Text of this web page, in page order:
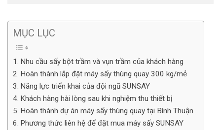
MỤC LỤC
Nhu cầu sấy bột trầm và vụn trầm của khách hàng
Hoàn thành lắp đặt máy sấy thùng quay 300 kg/mẻ
Năng lực triển khai của đội ngũ SUNSAY
Khách hàng hài lòng sau khi nghiệm thu thiết bị
Hoàn thành dự án máy sấy thùng quay tại Bình Thuận
Phương thức liên hệ để đặt mua máy sấy SUNSAY